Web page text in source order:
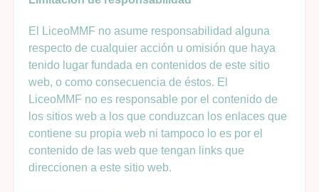
El LiceoMMF no asume responsabilidad alguna
respecto de cualquier acción u omisión que haya
tenido lugar fundada en contenidos de este sitio
web, o como consecuencia de éstos. El
LiceoMMF no es responsable por el contenido de
los sitios web a los que conduzcan los enlaces que
contiene su propia web ni tampoco lo es por el
contenido de las web que tengan links que
direccionen a este sitio web.